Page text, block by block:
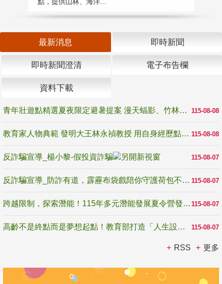
最新消息 即時新聞
即時新聞澄清 電子布告欄
資料下載
115-08-08
青年壯遊點精選夏夜限定避暑提案 漫天蝠影、竹林尋蛙、茶香夜觀 邀青年暮色出發
115-08-08
教育家人物典範 發明大王林永禎教授 用自身經歷點亮學生的路
115-08-07
反詐騙宣導_楊小黎-假投資詐騙
115-08-07
反詐騙宣導_防詐有道，霹靂布袋戲陪你守護荷包不受騙
115-08-07
跨越限制，探索潛能！115年多元潛能發展夏令營發掘生命無限可能
115-08-07
高齡不是終點而是夢想起點！教育部打造「人生設計夢工場」 參展第3屆高齡健康產業博覽會
RSS 更多